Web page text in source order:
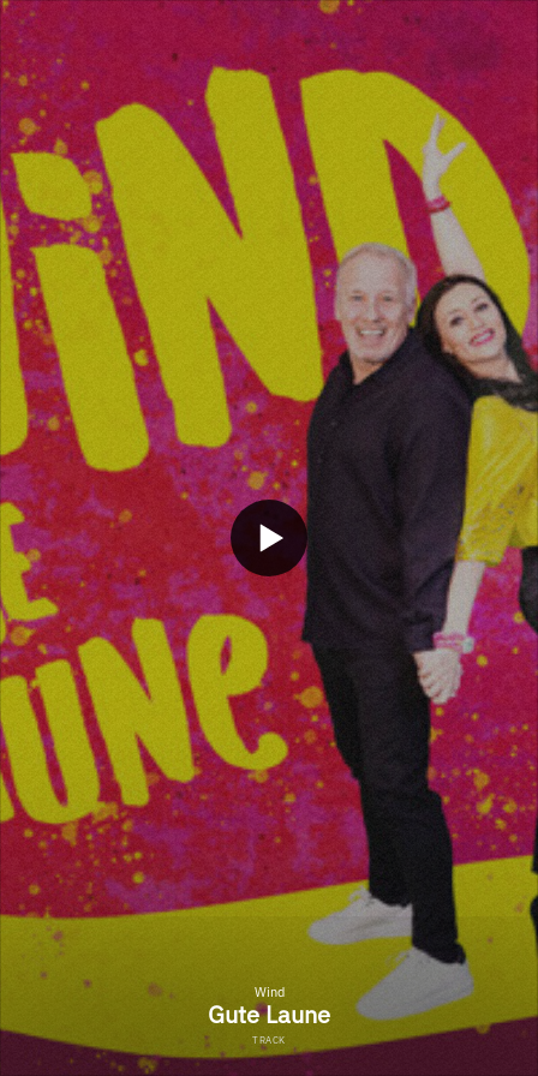
Wind
Gute Laune
TRACK